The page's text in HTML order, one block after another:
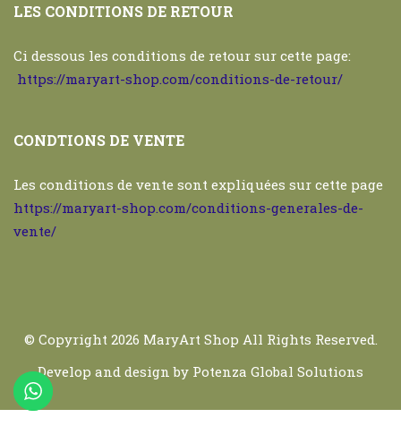
LES CONDITIONS DE RETOUR
Ci dessous les conditions de retour sur cette page:
https://maryart-shop.com/conditions-de-retour/
CONDTIONS DE VENTE
Les conditions de vente sont expliquées sur cette page
https://maryart-shop.com/conditions-generales-de-
vente/
© Copyright 2026 MaryArt Shop All Rights Reserved.
Develop and design by Potenza Global Solutions